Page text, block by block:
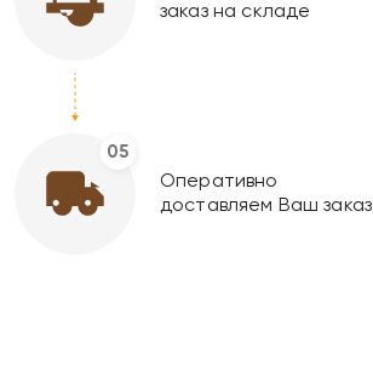
заказ на складе
05
Оперативно
доставляем Ваш заказ